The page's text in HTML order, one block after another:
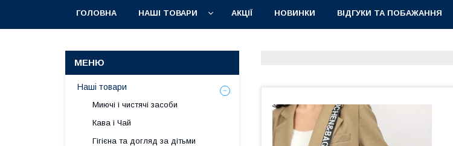
ГОЛОВНА НАШІ ТОВАРИ АКЦІЇ НОВИНКИ ВІДГУКИ ТА ПОБАЖАННЯ
Наші товари
Миючі і чистячі засоби
Кава і Чай
Гігієна та догляд за дітьми